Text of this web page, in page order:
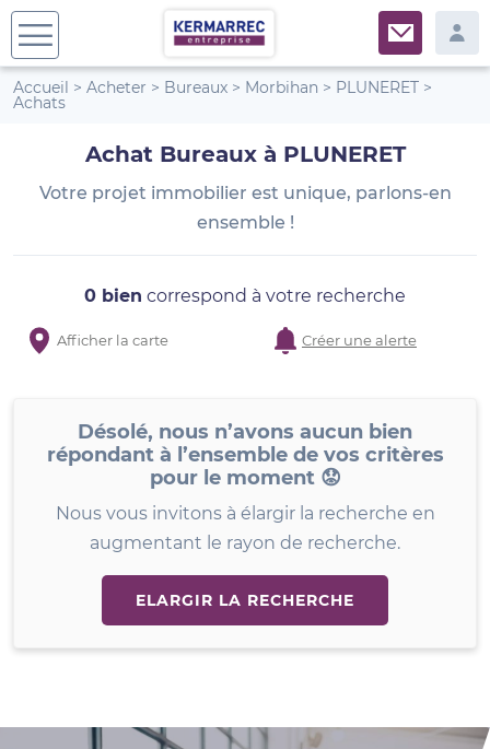
Accueil > Acheter > Bureaux > Morbihan > PLUNERET >
Achats
Achat Bureaux à PLUNERET
Votre projet immobilier est unique, parlons-en
ensemble !
0 bien correspond à votre recherche
Afficher la carte Créer une alerte
Désolé, nous n’avons aucun bien
répondant à l’ensemble de vos critères
pour le moment 😟
Nous vous invitons à élargir la recherche en
augmentant le rayon de recherche.
ELARGIR LA RECHERCHE